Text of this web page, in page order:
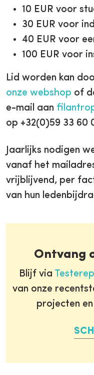
10 EUR voor
30 EUR voor
40 EUR voor
100 EUR voor
Lid worden kan
onze webshop of
e-mail aan
op +32(0)59 33 60
Jaarlijks nodigen
vanaf het
vrijblijvend, per
van hun
Ontvang
Blijf via
van onze
projecten